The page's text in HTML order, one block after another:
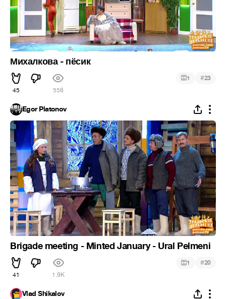
Михалкова - пёсик
45 558
1 #23
Egor Platonov
Brigade meeting - Minted January - Ural Pelmeni
41 1.9K
1 #20
Vlad Shikalov